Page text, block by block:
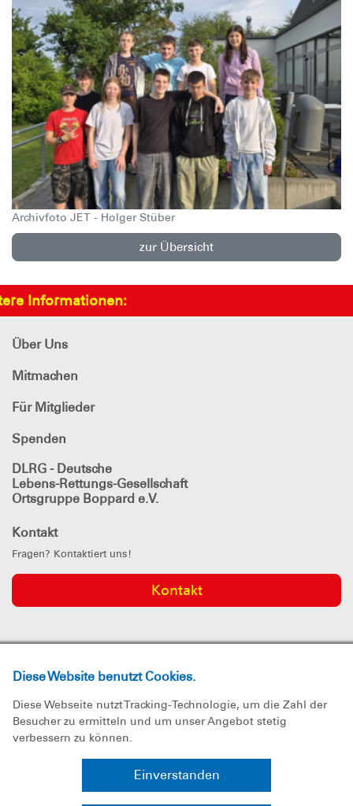
Archivfoto JET - Holger Stüber
zur Übersicht
Informationen:
Diese Website benutzt Cookies.
Diese Webseite nutzt Tracking-Technologie, um die Zahl der
Besucher zu ermitteln und um unser Angebot stetig
verbessern zu können.
Einverstanden
Über Uns
Mitmachen
Für Mitglieder
Spenden
DLRG - Deutsche
Lebens-Rettungs-Gesellschaft
Ortsgruppe Boppard e.V.
Kontakt
Fragen? Kontaktiert uns!
Kontakt